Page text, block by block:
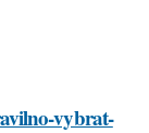
vybrat-